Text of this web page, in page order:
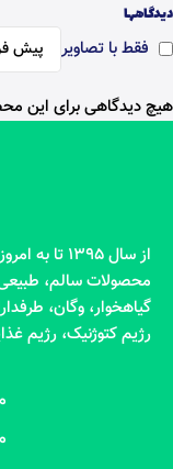
دیدگاهها
فقط با تصاویر
هیچ دیدگاهی برای این
از سال
محصولات سالم، طبیعی
گیاهخوار، وگان،
رژیم کتوژنیک، رژیم